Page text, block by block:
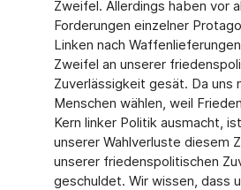
Zweifel. Allerdings haben vor
Forderungen einzelner
Linken nach
Zweifel an unserer
Zuverlässigkeit gesät. Da uns
Menschen wählen, weil
Kern linker Politik ausmacht,
unserer Wahlverluste diesem
unserer friedenspolitischen
geschuldet. Wir wissen, dass